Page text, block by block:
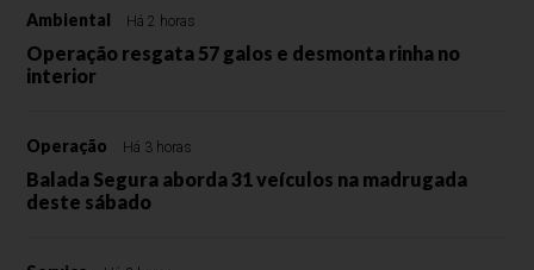
Ambiental Há 2 horas
Operação resgata 57 galos e desmonta rinha no
interior
Operação Há 3 horas
Balada Segura aborda 31 veículos na madrugada
deste sábado